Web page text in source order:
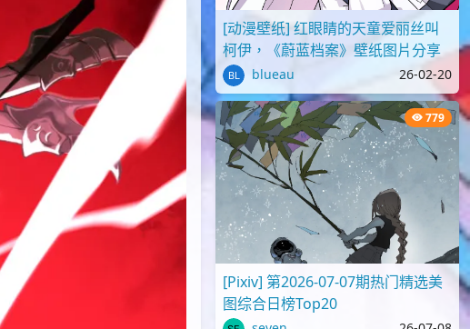
[动漫壁纸] 红眼睛的天童爱丽丝叫
柯伊，《蔚蓝档案》壁纸图片分享
blueau 26-02-20
779
[Pixiv] 第2026-07-07期热门精选美
图综合日榜Top20